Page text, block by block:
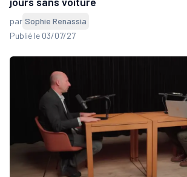
par Sophie Renassia
Publié le 03/07/27